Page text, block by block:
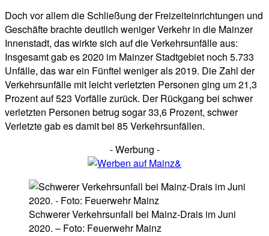
Doch vor allem die Schließung der Freizeiteinrichtungen und
Geschäfte brachte deutlich weniger Verkehr in die Mainzer
Innenstadt, das wirkte sich auf die Verkehrsunfälle aus:
Insgesamt gab es 2020 im Mainzer Stadtgebiet noch 5.733
Unfälle, das war ein Fünftel weniger als 2019. Die Zahl der
Verkehrsunfälle mit leicht verletzten Personen ging um 21,3
Prozent auf 523 Vorfälle zurück. Der Rückgang bei schwer
verletzten Personen betrug sogar 33,6 Prozent, schwer
Verletzte gab es damit bei 85 Verkehrsunfällen.
- Werbung -
Schwerer Verkehrsunfall bei Mainz-Drais im Juni
2020. – Foto: Feuerwehr Mainz